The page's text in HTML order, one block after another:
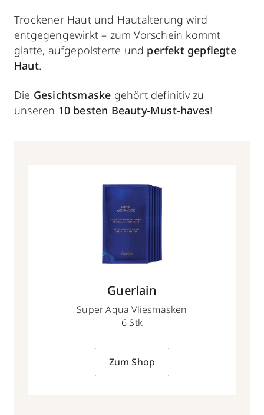
Trockener Hautund Hautalterung wird
entgegengewirkt – zum Vorschein kommt
glatte, aufgepolsterte und perfekt gepflegte
Haut.
Die Gesichtsmaske gehört definitiv zu
unseren 10 besten Beauty-Must-haves!
Guerlain
Super Aqua Vliesmasken
6 Stk
Zum Shop